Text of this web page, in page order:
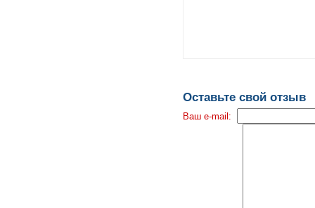
Оставьте свой отзыв
Ваш e-mail: